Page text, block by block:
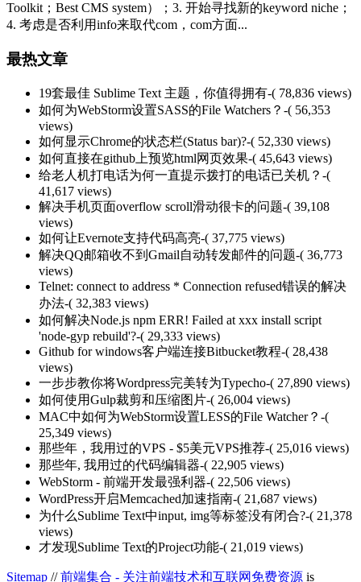
Toolkit；Best CMS system）；3. 开始寻找新的keyword niche；
4. 考虑是否利用info来取代com，com方面...
最热文章
19套最佳 Sublime Text 主题，你值得拥有-( 78,836 views)
如何为WebStorm设置SASS的File Watchers？ -( 56,353
views)
如何显示Chrome的状态栏(Status bar)?-( 52,330 views)
如何直接在github上预览html网页效果-( 45,643 views)
给老人机打电话为何一直提示拨打的电话已关机？ -(
41,617 views)
解决手机页面overflow scroll滑动很卡的问题-( 39,108
views)
如何让Evernote支持代码高亮-( 37,775 views)
解决QQ邮箱收不到Gmail自动转发邮件的问题-( 36,773
views)
Telnet: connect to address * Connection refused错误的解决
办法-( 32,383 views)
如何解决Node.js npm ERR! Failed at xxx install script
'node-gyp rebuild'?-( 29,333 views)
Github for windows客户端连接Bitbucket教程-( 28,438
views)
一步步教你将Wordpress完美转为Typecho-( 27,890 views)
如何使用Gulp裁剪和压缩图片-( 26,004 views)
MAC中如何为WebStorm设置LESS的File Watcher？ -(
25,349 views)
那些年，我用过的VPS - $5美元VPS推荐-( 25,016 views)
那些年, 我用过的代码编辑器-( 22,905 views)
WebStorm - 前端开发最强利器-( 22,506 views)
WordPress开启Memcached加速指南-( 21,687 views)
为什么Sublime Text中input, img等标签没有闭合?-( 21,378
views)
才发现Sublime Text的Project功能-( 21,019 views)
Sitemap //前端集合 - 关注前端技术和互联网免费资源 is